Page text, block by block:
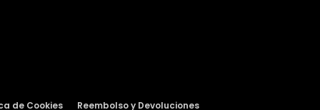
de Cookies Reembolso y Devoluciones